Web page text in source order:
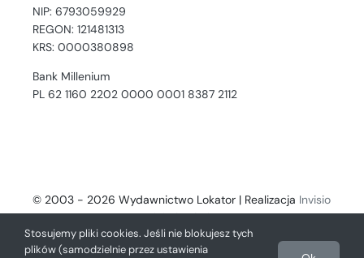
NIP: 6793059929
REGON: 121481313
KRS: 0000380898
Bank Millenium
PL 62 1160 2202 0000 0001 8387 2112
© 2003 - 2026 Wydawnictwo Lokator | Realizacja Invisio
- Digital Solutions
Stosujemy pliki cookies. Jeśli nie blokujesz tych
plików (samodzielnie przez ustawienia